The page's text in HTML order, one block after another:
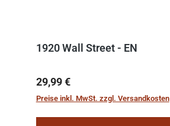
1920 Wall Street - EN
Regulärer Preis:
29,99 €
Preise inkl. MwSt. zzgl. Versandkosten